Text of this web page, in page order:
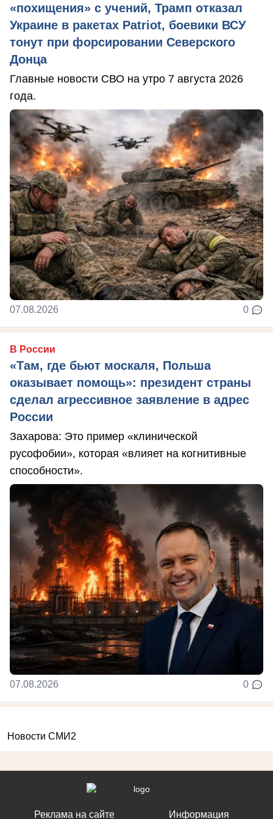
«похищения» с учений, Трамп отказал
Украине в ракетах Patriot, боевики ВСУ
тонут при форсировании Северского
Донца
Главные новости СВО на утро 7 августа 2026
года.
07.08.2026 0
В России
«Там, где бьют москаля, Польша
оказывает помощь»: президент страны
сделал агрессивное заявление в адрес
России
Захарова: Это пример «клинической
русофобии», которая «влияет на когнитивные
способности».
07.08.2026 0
Новости СМИ2
Реклама на сайте Информация